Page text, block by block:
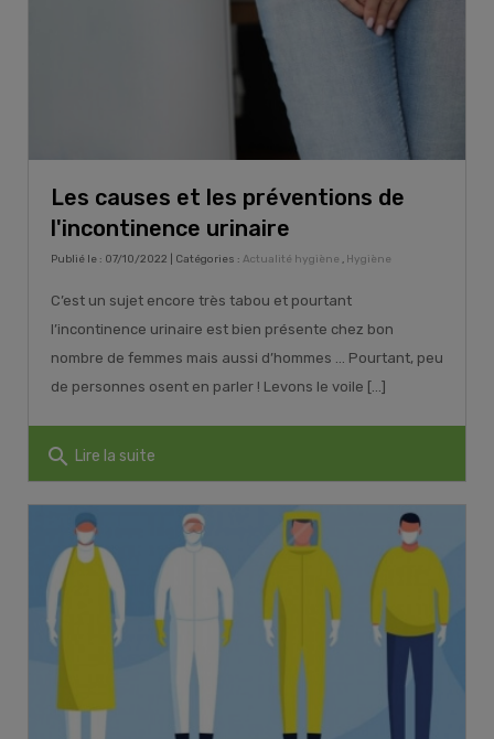
Les causes et les préventions de
l'incontinence urinaire
Publié le : 07/10/2022 | Catégories : Actualité hygiène , Hygiène
C’est un sujet encore très tabou et pourtant
l’incontinence urinaire est bien présente chez bon
nombre de femmes mais aussi d’hommes … Pourtant, peu
de personnes osent en parler ! Levons le voile [...]
search Lire la suite